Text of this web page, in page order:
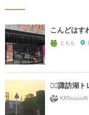
こんどは
ともも
🏃‍♂️諏訪湖
KATuuuuuN